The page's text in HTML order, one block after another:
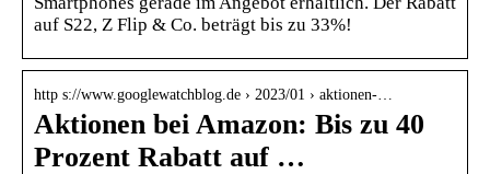
auf S22, Z Flip & Co. beträgt bis zu 33%!
http s://www.googlewatchblog.de › 2023/01 › aktionen-…
Aktionen bei Amazon: Bis zu 40
Prozent Rabatt auf …